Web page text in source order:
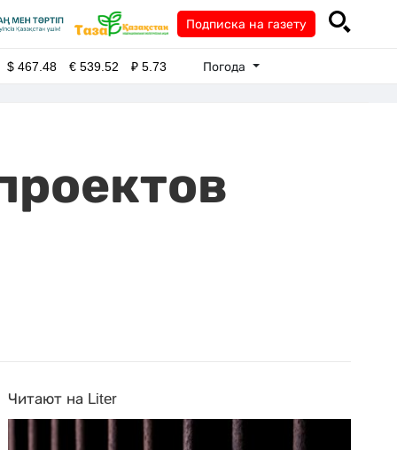
Подписка на газету
$467.48 €539.52 ₽5.73 Погода
Читают на Liter